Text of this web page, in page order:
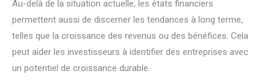
Au-delà de la situation actuelle, les états financiers
permettent aussi de discerner les tendances à long terme,
telles que la croissance des revenus ou des bénéfices. Cela
peut aider les investisseurs à identifier des entreprises avec
un potentiel de croissance durable.